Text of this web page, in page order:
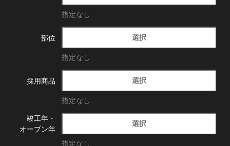
指定なし
部位 選択
指定なし
採用商品 選択
指定なし
竣工年・
オープン年
選択
指定なし